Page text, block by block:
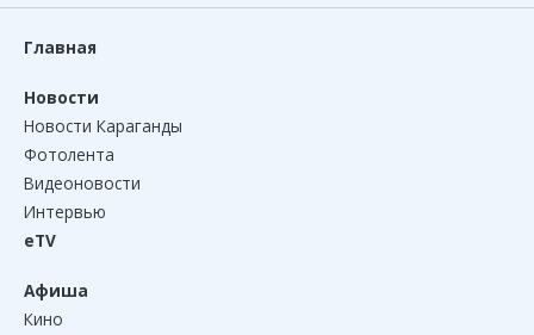
Главная
Новости
Новости Караганды
Фотолента
Видеоновости
Интервью
eTV
Афиша
Кино